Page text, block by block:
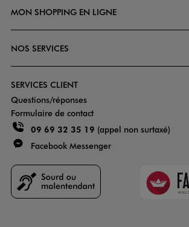
MON SHOPPING EN LIGNE
NOS SERVICES
SERVICES CLIENT
Questions/réponses
Formulaire de contact
09 69 32 35 19 (appel non surtaxé)
Facebook Messenger
Faciliti